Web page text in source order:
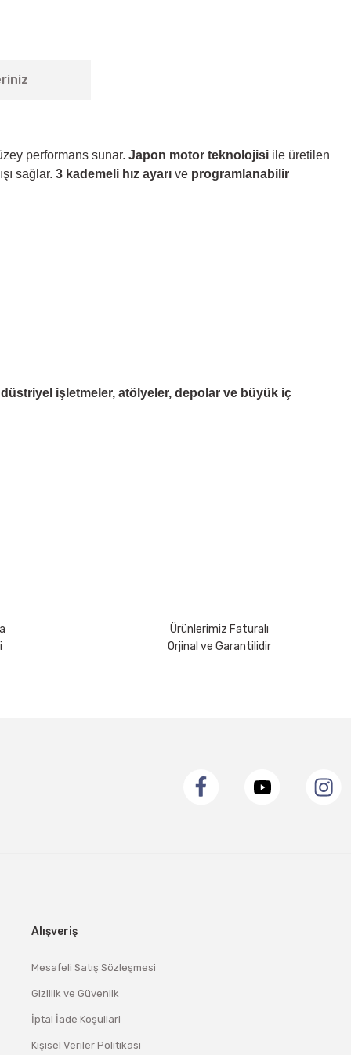
performans sunar. Japon motor teknolojisi ile üretilen
sağlar. 3 kademeli hız ayarı ve programlanabilir
işletmeler, atölyeler, depolar ve büyük iç
Ürünlerimiz Faturalı
Orjinal ve Garantilidir
Alışveriş
Mesafeli Satış Sözleşmesi
Gizlilik ve Güvenlik
İptal İade Koşullari
Kişisel Veriler Politikası